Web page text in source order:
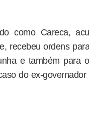
como Careca,
recebeu ordens
e também para
do ex-governador